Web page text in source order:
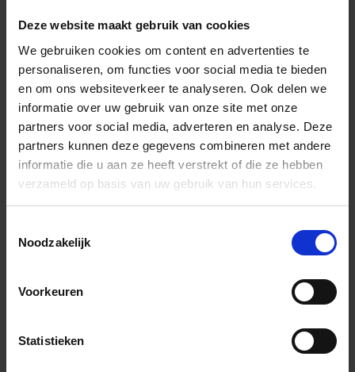
Deze website maakt gebruik van cookies
We gebruiken cookies om content en advertenties te
personaliseren, om functies voor social media te bieden
en om ons websiteverkeer te analyseren. Ook delen we
informatie over uw gebruik van onze site met onze
partners voor social media, adverteren en analyse. Deze
partners kunnen deze gegevens combineren met andere
informatie die u aan ze heeft verstrekt of die ze hebben
verzameld op basis van uw gebruik van hun services.
Noodzakelijk
Voorkeuren
Statistieken
Art-Nr.: ELRW
EmilceramicaMapierre
Ancienne Naturel 30x60 cm Vloertegel / Wandtegel Mat
Gestructureerd Naturale
Wordt voor je besteld